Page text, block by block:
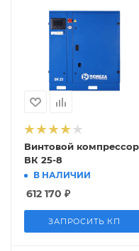
Винтовой компрессор
ВК 25-8
В НАЛИЧИИ
612 170 ₽
ЗАПРОСИТЬ КП